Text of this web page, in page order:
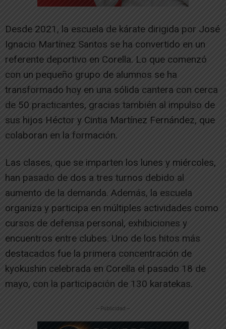
Desde 2021, la escuela de kárate dirigida por José
Ignacio Martínez Santos se ha convertido en un
referente deportivo en Corella. Lo que comenzó
con un pequeño grupo de alumnos se ha
transformado hoy en una sólida cantera con cerca
de 50 practicantes, gracias también al impulso de
sus hijos Héctor y Cintia Martínez Fernández, que
colaboran en la formación.
Las clases, que se imparten los lunes y miércoles,
han pasado de dos a tres turnos debido al
aumento de la demanda. Además, la escuela
organiza y participa en múltiples actividades como
cursos de defensa personal, exhibiciones y
encuentros entre clubes. Uno de los hitos más
destacados fue la primera concentración de
kyokushin celebrada en Corella el pasado 18 de
mayo, con la participación de 130 karatekas.
-- Publicidad --